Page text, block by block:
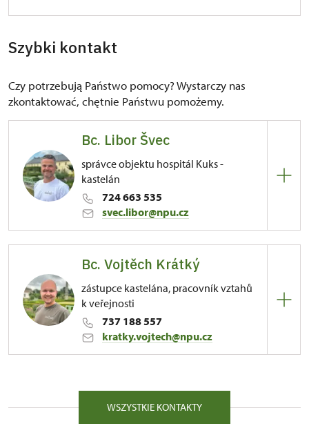
Szybki kontakt
Czy potrzebują Państwo pomocy? Wystarczy nas
zkontaktować, chętnie Państwu pomożemy.
Bc. Libor Švec
správce objektu hospitál Kuks -
kastelán
724 663 535
svec.libor@npu.cz
81/, Kuks 81 54443
Bc. Vojtěch Krátký
zástupce kastelána, pracovník vztahů
k veřejnosti
737 188 557
kratky.vojtech@npu.cz
81/, Kuks 81 54443
WSZYSTKIE KONTAKTY